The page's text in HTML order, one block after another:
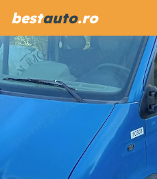
bestauto.ro